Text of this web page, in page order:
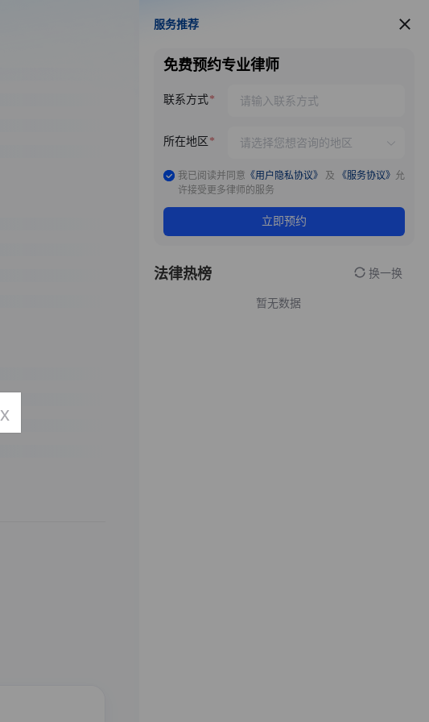
服务推荐
服务推荐
免费预约专业律师
联系方式
所在地区
我已阅读并同意 《用户隐私协议》 及 《服务协议》 允
许接受更多律师的服务
立即预约
法律热榜 换一换
暂无数据
x